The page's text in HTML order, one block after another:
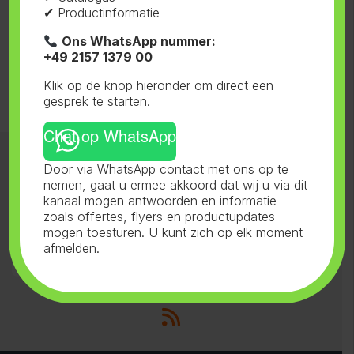
Blauw
Categorieën 1
Categorieën 2
Contact
✔ Productinformatie
Ons WhatsApp nummer:
+49 2157 1379 00
Klik op de knop hieronder om direct een
gesprek te starten.
Chat op WhatsApp
Door via WhatsApp contact met ons op te
nemen, gaat u ermee akkoord dat wij u via dit
kanaal mogen antwoorden en informatie
zoals offertes, flyers en productupdates
mogen toesturen. U kunt zich op elk moment
afmelden.